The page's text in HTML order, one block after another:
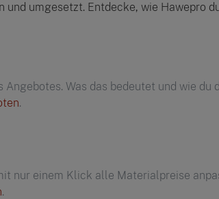
umgesetzt. Entdecke, wie Hawepro
Was das bedeutet und wie du
.
nur einem Klick alle Materialpreise
.